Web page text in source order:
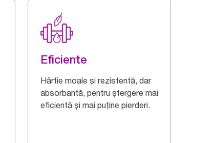
Eficiente
Hârtie moale și rezistentă, dar
absorbantă, pentru ștergere mai
eficientă și mai puține pierderi.